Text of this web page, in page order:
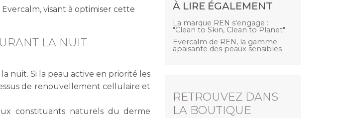
visant à optimiser cette
LA NUIT
nuit. Si la peau active en priorité les
de renouvellement cellulaire et
constituants naturels du derme
À LIRE ÉGALEMENT
La marque REN s'engage :
"Clean to Skin, Clean to Planet"
Evercalm de REN, la gamme
apaisante des peaux sensibles
RETROUVEZ DANS
LA BOUTIQUE